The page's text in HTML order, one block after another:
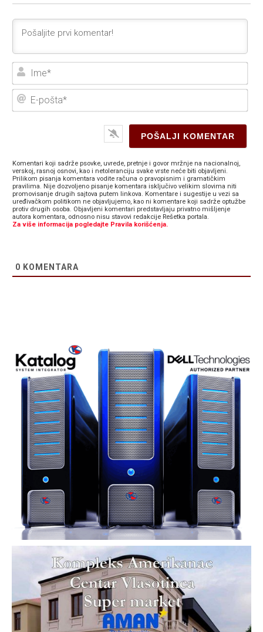
E-
Komentari koji sadrže psovke, uvrede, pretnje i govor mržnje na nacionalnoj,
verskoj, rasnoj osnovi, kao i netoleranciju svake vrste neće biti objavljeni.
Prilikom pisanja komentara vodite računa o pravopisnim i gramatičkim
pravilima. Nije dozvoljeno pisanje komentara isključivo velikim slovima niti
promovisanje drugih sajtova putem linkova. Komentare i sugestije u vezi sa
uređivačkom politikom ne objavljujemo, kao ni komentare koji sadrže optužbe
protiv drugih osoba. Objavljeni komentari predstavljaju privatno mišljenje
autora komentara, odnosno nisu stavovi redakcije Rešetka portala.
Za više informacija pogledajte Pravila korišćenja.
0 KOMENTARA